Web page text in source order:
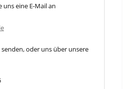
uns eine E-Mail an
oder uns über unsere